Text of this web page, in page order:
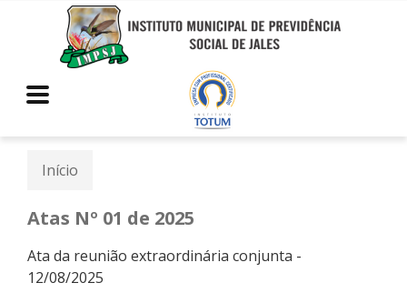
Início
Atas Nº 01 de 2025
Ata da reunião extraordinária conjunta -
12/08/2025